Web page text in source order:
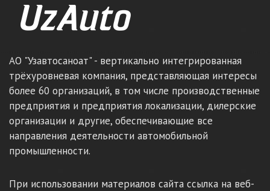
АО "Узавтосаноат" - вертикально интегрированная
трёхуровневая компания, представляющая интересы
более 60 организаций, в том числе производственные
предприятия и предприятия локализации, дилерские
организации и другие, обеспечивающие все
направления деятельности автомобильной
промышленности.
При использовании материалов сайта ссылка на веб-